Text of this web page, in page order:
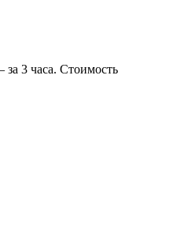
за 3 часа. Стоимость